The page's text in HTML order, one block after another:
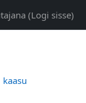
(Logi sisse)
kaasu